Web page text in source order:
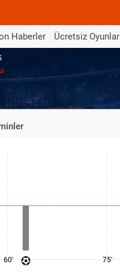
Haberler Ücretsiz Oyunlar
60' 75'